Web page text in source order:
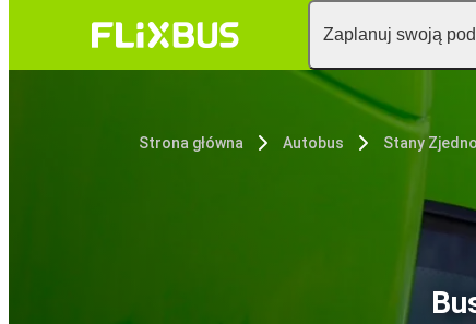
Zaplanuj swoją
Strona główna Autobus Stany